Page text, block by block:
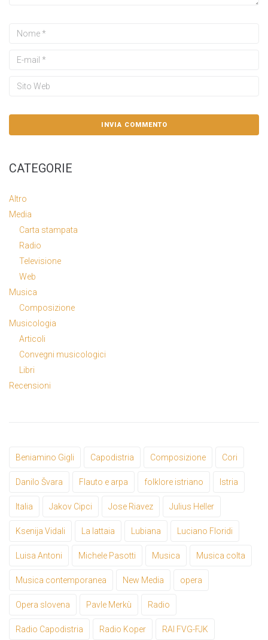
CATEGORIE
Altro
Media
Carta stampata
Radio
Televisione
Web
Musica
Composizione
Musicologia
Articoli
Convegni musicologici
Libri
Recensioni
Beniamino Gigli Capodistria Composizione Cori
Danilo Švara Flauto e arpa folklore istriano Istria
Italia Jakov Cipci Jose Riavez Julius Heller
Ksenija Vidali La lattaia Lubiana Luciano Floridi
Luisa Antoni Michele Pasotti Musica Musica colta
Musica contemporanea New Media opera
Opera slovena Pavle Merkù Radio
Radio Capodistria Radio Koper RAI FVG-FJK